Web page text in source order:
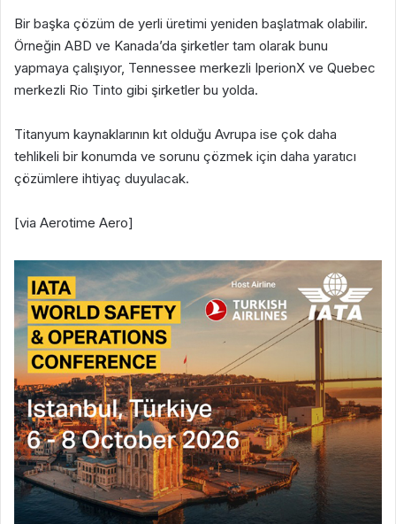
Bir başka çözüm de yerli üretimi yeniden başlatmak olabilir.
Örneğin ABD ve Kanada’da şirketler tam olarak bunu
yapmaya çalışıyor, Tennessee merkezli IperionX ve Quebec
merkezli Rio Tinto gibi şirketler bu yolda.
Titanyum kaynaklarının kıt olduğu Avrupa ise çok daha
tehlikeli bir konumda ve sorunu çözmek için daha yaratıcı
çözümlere ihtiyaç duyulacak.
[via Aerotime Aero]